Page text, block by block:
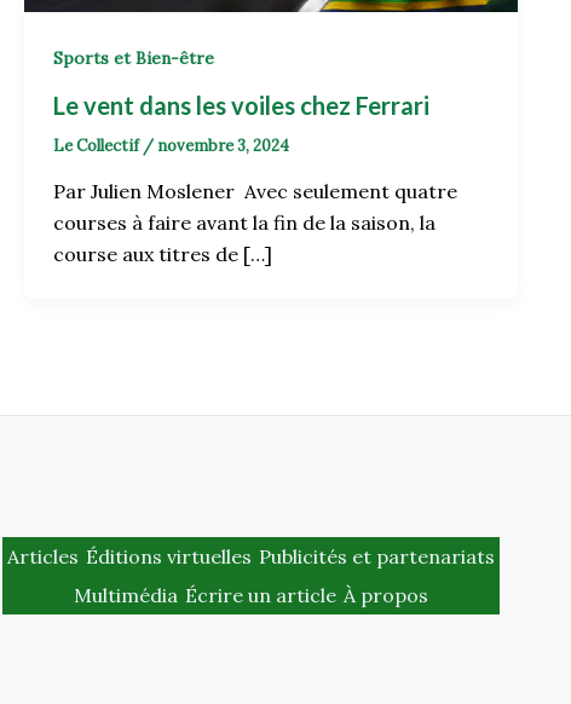
Sports et Bien-être
Le vent dans les voiles chez Ferrari
Le Collectif / novembre 3, 2024
Par Julien Moslener Avec seulement quatre
courses à faire avant la fin de la saison, la
course aux titres de […]
Articles Éditions virtuelles Publicités et partenariats
Multimédia Écrire un article À propos